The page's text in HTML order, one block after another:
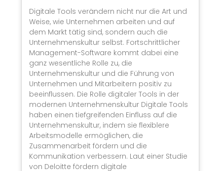
Digitale Tools verändern nicht nur die Art und
Weise, wie Unternehmen arbeiten und auf
dem Markt tätig sind, sondern auch die
Unternehmenskultur selbst. Fortschrittlicher
Management-Software kommt dabei eine
ganz wesentliche Rolle zu, die
Unternehmenskultur und die Führung von
Unternehmen und Mitarbeitern positiv zu
beeinflussen. Die Rolle digitaler Tools in der
modernen Unternehmenskultur Digitale Tools
haben einen tiefgreifenden Einfluss auf die
Unternehmenskultur, indem sie flexiblere
Arbeitsmodelle ermöglichen, die
Zusammenarbeit fördern und die
Kommunikation verbessern. Laut einer Studie
von Deloitte fördern digitale